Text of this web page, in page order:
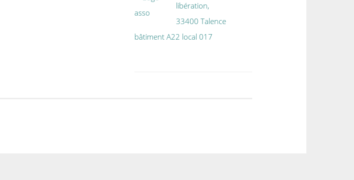
libération,
33400 Talence
bâtiment A22 local 017